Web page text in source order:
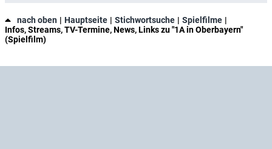
nach oben Hauptseite Stichwortsuche
Spielfilme
Infos, Streams, TV-Termine, News, Links zu "1A in Oberbayern"
(Spielfilm)